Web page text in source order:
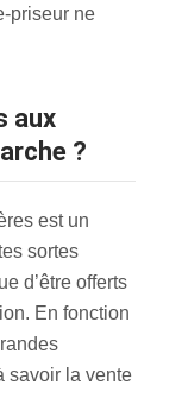
priseur ne
?
est un
sortes
d’être offerts
En fonction
savoir la vente